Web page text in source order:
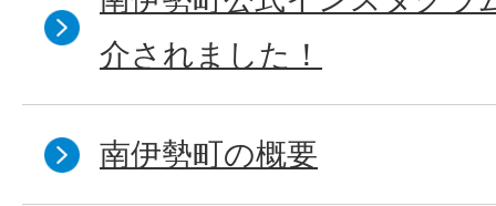
介されました！
南伊勢町の概要